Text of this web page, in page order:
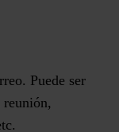
. Puede ser
reunión,